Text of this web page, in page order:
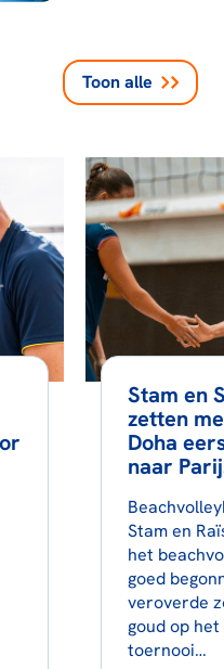
Toon alle
Stam en
zetten
Doha
naar
Stam en
het
goed
veroverde
goud op
toernooi…